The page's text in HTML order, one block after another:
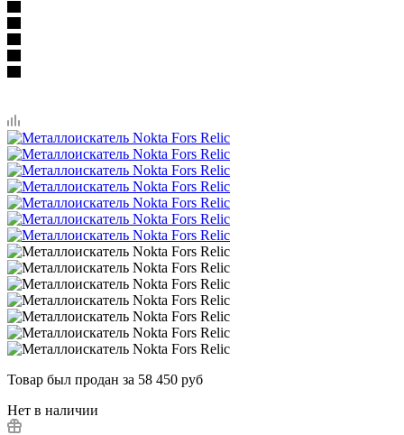
Товар был продан за 58 450 руб
Нет в наличии